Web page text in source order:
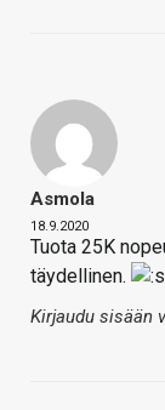
Asmola
18.9.2020
Tuota 25K
täydellinen.
Kirjaudu sisään